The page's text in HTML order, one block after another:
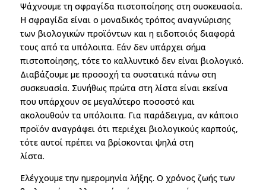
Ψάχνουμε τη σφραγίδα πιστοποίησης στη συσκευασία.
Η σφραγίδα είναι ο μοναδικός τρόπος αναγνώρισης
των βιολογικών προϊόντων και η ειδοποιός διαφορά
τους από τα υπόλοιπα. Εάν δεν υπάρχει σήμα
πιστοποίησης, τότε το καλλυντικό δεν είναι βιολογικό.
Διαβάζουμε με προσοχή τα συστατικά πάνω στη
συσκευασία. Συνήθως πρώτα στη λίστα είναι εκείνα
που υπάρχουν σε μεγαλύτερο ποσοστό και
ακολουθούν τα υπόλοιπα. Για παράδειγμα, αν κάποιο
προϊόν αναγράφει ότι περιέχει βιολογικούς καρπούς,
τότε αυτοί πρέπει να βρίσκονται ψηλά στη
λίστα.
Ελέγχουμε την ημερομηνία λήξης. Ο χρόνος ζωής των